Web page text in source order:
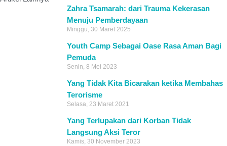
Zahra Tsamarah: dari Trauma Kekerasan
Menuju Pemberdayaan
Minggu, 30 Maret 2025
Youth Camp Sebagai Oase Rasa Aman Bagi
Pemuda
Senin, 8 Mei 2023
Yang Tidak Kita Bicarakan ketika Membahas
Terorisme
Selasa, 23 Maret 2021
Yang Terlupakan dari Korban Tidak
Langsung Aksi Teror
Kamis, 30 November 2023